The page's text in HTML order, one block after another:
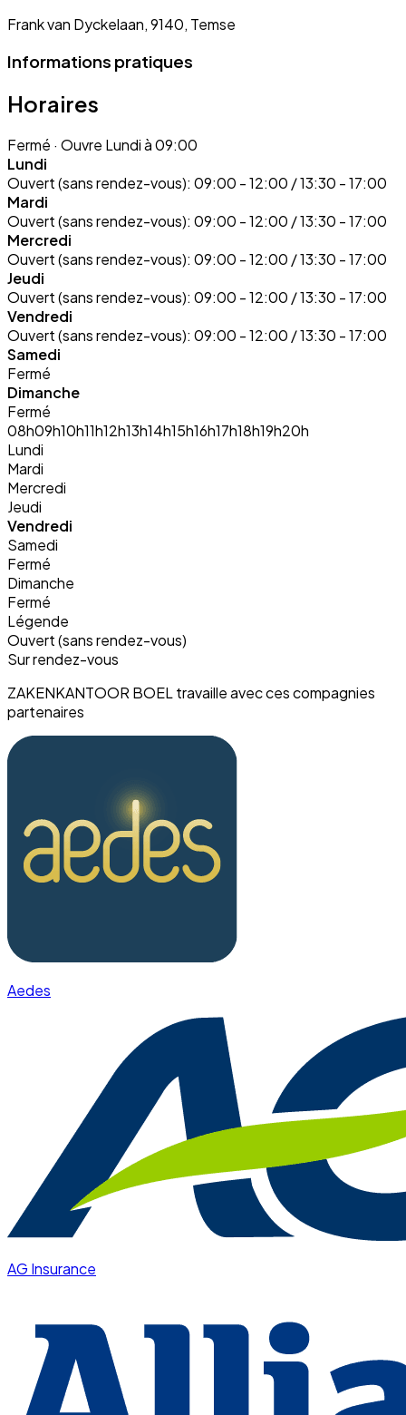
Frank van Dyckelaan, 9140, Temse
Informations pratiques
Horaires
Fermé · Ouvre Lundi à 09:00
Lundi
Ouvert (sans rendez-vous): 09:00 - 12:00 / 13:30 - 17:00
Mardi
Ouvert (sans rendez-vous): 09:00 - 12:00 / 13:30 - 17:00
Mercredi
Ouvert (sans rendez-vous): 09:00 - 12:00 / 13:30 - 17:00
Jeudi
Ouvert (sans rendez-vous): 09:00 - 12:00 / 13:30 - 17:00
Vendredi
Ouvert (sans rendez-vous): 09:00 - 12:00 / 13:30 - 17:00
Samedi
Fermé
Dimanche
Fermé
08h09h10h11h12h13h14h15h16h17h18h19h20h
Lundi
Mardi
Mercredi
Jeudi
Vendredi
Samedi
Fermé
Dimanche
Fermé
Légende
Ouvert (sans rendez-vous)
Sur rendez-vous
ZAKENKANTOOR BOEL travaille avec ces compagnies
partenaires
Aedes
AG Insurance